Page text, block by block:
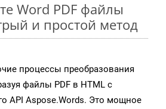
Word PDF файлы
и простой метод
процессы преобразования
файлы PDF в HTML с
API Aspose.Words. Это мощное